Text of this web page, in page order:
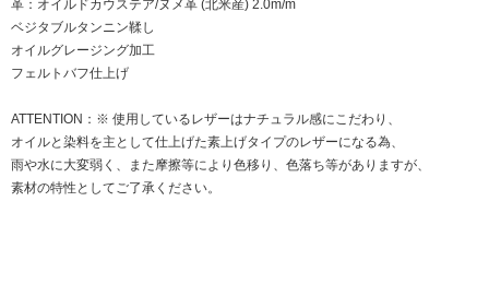
革：オイルドカウステア/ヌメ革 (北米産) 2.0m/m
ベジタブルタンニン鞣し
オイルグレージング加工
フェルトバフ仕上げ
ATTENTION：※ 使用しているレザーはナチュラル感にこだわり、
オイルと染料を主として仕上げた素上げタイプのレザーになる為、
雨や水に大変弱く、また摩擦等により色移り、色落ち等がありますが、
素材の特性としてご了承ください。